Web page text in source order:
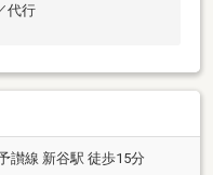
代行
讃線 新谷駅 徒歩15分